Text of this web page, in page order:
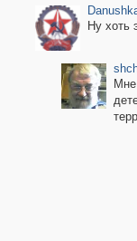
Ну хоть